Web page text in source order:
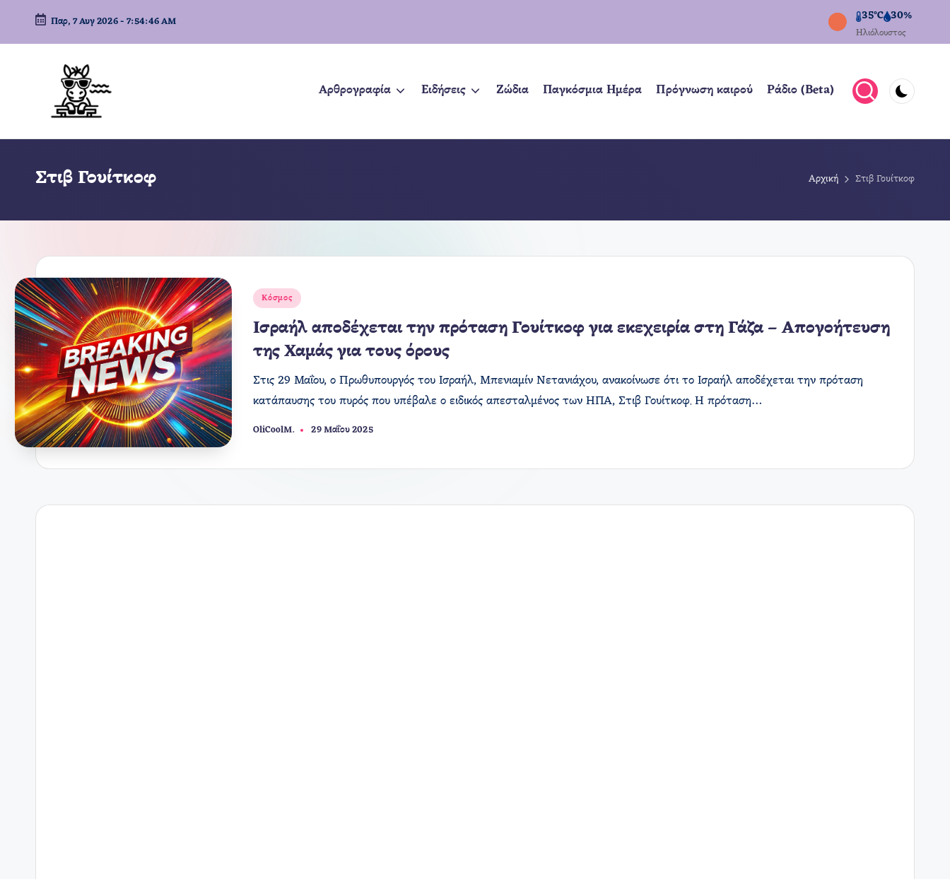
περιεχόμενο
Παρ, 7 Αυγ 2026 - 7:54:47 AM
35°C 30%
Ηλιόλουστος
Αρθρογραφία Ειδήσεις Ζώδια Παγκόσμια Ημέρα Πρόγνωση καιρού Ράδιο (Beta)
Στιβ Γουίτκοφ Αρχική Στιβ Γουίτκοφ
Αναρτήθηκε
Κόσμος
Ισραήλ αποδέχεται την πρόταση Γουίτκοφ για εκεχειρία στη Γάζα – Απογοήτευση
της Χαμάς για τους όρους
Στις 29 Μαΐου, ο Πρωθυπουργός του Ισραήλ, Μπενιαμίν Νετανιάχου, ανακοίνωσε ότι το Ισραήλ αποδέχεται την πρόταση
κατάπαυσης του πυρός που υπέβαλε ο ειδικός απεσταλμένος των ΗΠΑ, Στιβ Γουίτκοφ. Η πρόταση…
Συγγραφέας:
OliCoolM. 29 Μαΐου 2025